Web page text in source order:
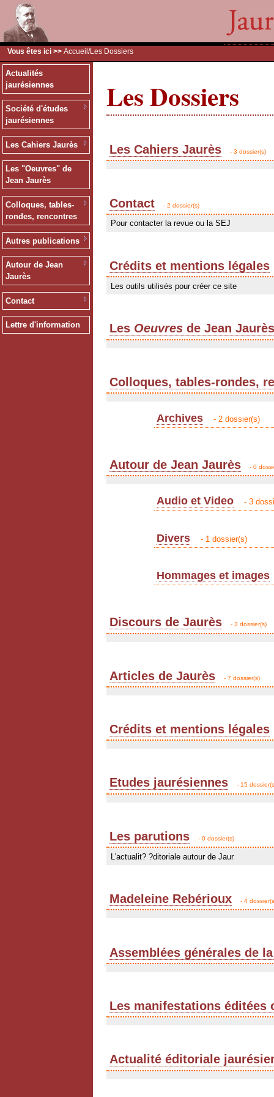
Vous êtes ici >> Accueil /Les Dossiers
Actualités
jaurésiennes
Société d'études
jaurésiennes
Les Cahiers Jaurès
Les "Oeuvres" de
Jean Jaurès
Colloques, tables-
rondes, rencontres
Autres publications
Autour de Jean
Jaurès
Contact
Lettre d'information
Les Dossiers
Les Cahiers Jaurès - 3 dossier(s)
Contact - 2 dossier(s)
Pour contacter la revue ou la SEJ
Crédits et mentions légales
Les outils utilisés pour créer ce site
Les Oeuvres de Jean
Colloques, tables-rondes,
Archives - 2 dossier(s)
Autour de Jean Jaurès - 0
Audio et Video - 3
Divers - 1 dossier(s)
Hommages et images
Discours de Jaurès - 3 dossier(s)
Articles de Jaurès - 7 dossier(s)
Crédits et mentions légales
Etudes jaurésiennes - 15
Les parutions - 0 dossier(s)
L'actualit? ?ditoriale autour de Jaur
Madeleine Rebérioux - 4
Assemblées générales de
Les manifestations éditées
Actualité éditoriale